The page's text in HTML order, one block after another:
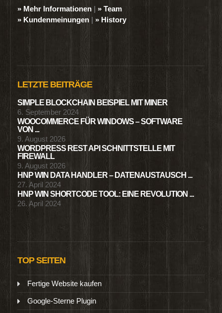
» Mehr Informationen | » Team
» Kundenmeinungen | » History
LETZTE BEITRÄGE
SIMPLE BLOCKCHAIN BEISPIEL MIT MINER
6. September 2024
WOOCOMMERCE FÜR WINDOWS – SOFTWARE
VON ...
9. August 2026
WORDPRESS REST API SCHNITTSTELLE MIT
FIREWALL
9. August 2026
HNP WIN DATA HANDLER – DATENAUSTAUSCH ...
27. April 2024
HNP WIN SHORTCODE TOOL: EINE REVOLUTION ...
26. April 2024
TOP SEITEN
Fertige Website kaufen
Google-Sterne Plugin